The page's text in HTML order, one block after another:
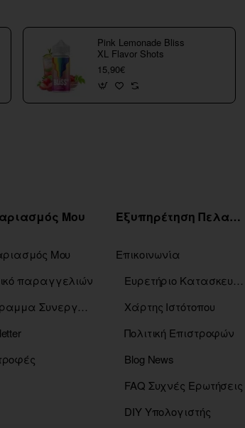
Pink Lemonade Bliss
XL Flavor Shots
15,90€
Μου
Μου
παραγγελιών
Πρόγραμμα Συνεργατών
Εξυπηρέτηση Πελατών
Επικοινωνία
Ευρετήριο Κατασκευαστών
Χάρτης Ιστότοπου
Πολιτική Επιστροφών
Blog News
FAQ Συχνές Ερωτήσεις
DIY Υπολογιστής